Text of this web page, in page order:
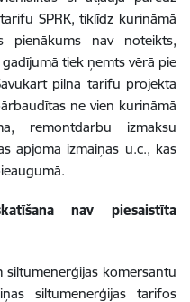
SPRK, tiklīdz kurināmā
pienākums nav noteikts,
tiek ņemts vērā pie
pilnā tarifu projektā
ne vien kurināmā
remontdarbu izmaksu
apjoma izmaiņas u.c., kas
nav piesaistīta
siltumenerģijas komersantu
siltumenerģijas tarifos